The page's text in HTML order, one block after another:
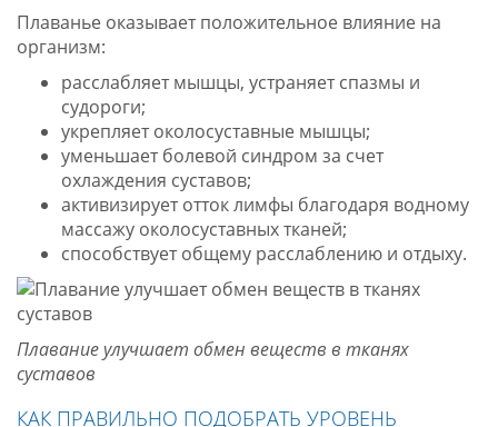
Плаванье оказывает положительное влияние на
организм:
расслабляет мышцы, устраняет спазмы и
судороги;
укрепляет околосуставные мышцы;
уменьшает болевой синдром за счет
охлаждения суставов;
активизирует отток лимфы благодаря водному
массажу околосуставных тканей;
способствует общему расслаблению и отдыху.
Плавание улучшает обмен веществ в тканях
суставов
КАК ПРАВИЛЬНО ПОДОБРАТЬ УРОВЕНЬ